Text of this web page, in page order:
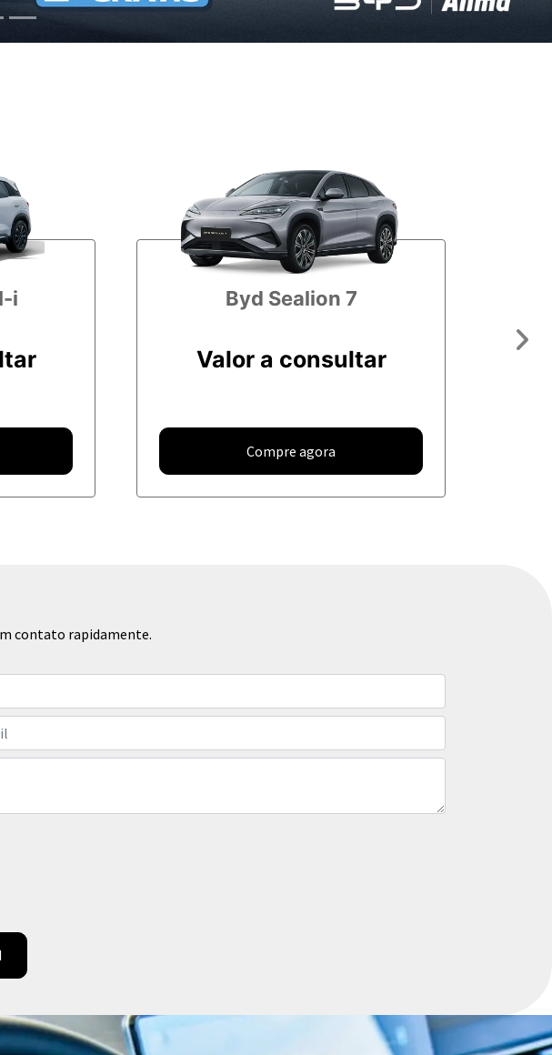
i Byd Sealion 7
Valor a consultar
Compre agora
contato rapidamente.